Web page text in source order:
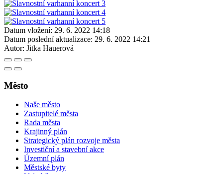
Datum vložení: 29. 6. 2022 14:18
Datum poslední aktualizace: 29. 6. 2022 14:21
Autor: Jitka Hauerová
Město
Naše město
Zastupitelé města
Rada města
Krajinný plán
Strategický plán rozvoje města
Investiční a stavební akce
Územní plán
Městské byty